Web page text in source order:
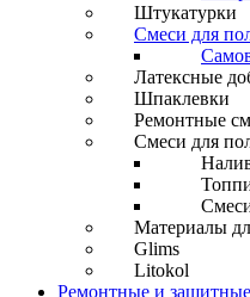
Штукатурки
Смеси для
Латексные
Шпаклевки
Ремонтные
Смеси для
Материалы
Glims
Litokol
Ремонтные и